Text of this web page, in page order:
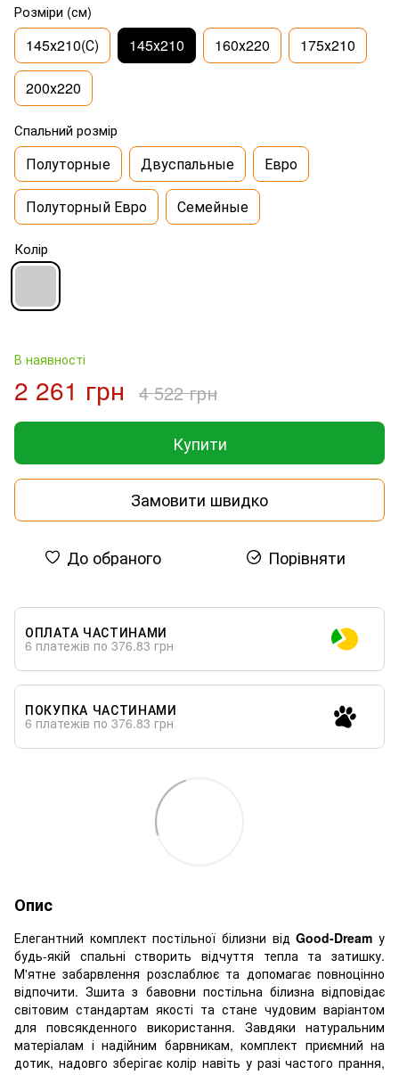
Розміри (см)
145х210(С) 145х210 160х220 175х210
200х220
Спальний розмір
Полуторные Двуспальные Евро
Полуторный Евро Семейные
Колір
В наявності
2 261 грн 4 522 грн
Купити
Замовити швидко
До обраного Порівняти
ОПЛАТА ЧАСТИНАМИ
6 платежів по 376.83 грн
ПОКУПКА ЧАСТИНАМИ
6 платежів по 376.83 грн
Опис
Елегантний комплект постільної білизни відGood-Dream у
будь-якій спальні створить відчуття тепла та затишку.
М'ятне забарвлення розслаблює та допомагає повноцінно
відпочити. Зшита з бавовни постільна білизна відповідає
світовим стандартам якості та стане чудовим варіантом
для повсякденного використання. Завдяки натуральним
матеріалам і надійним барвникам, комплект приємний на
дотик, надовго зберігає колір навіть у разі частого прання,